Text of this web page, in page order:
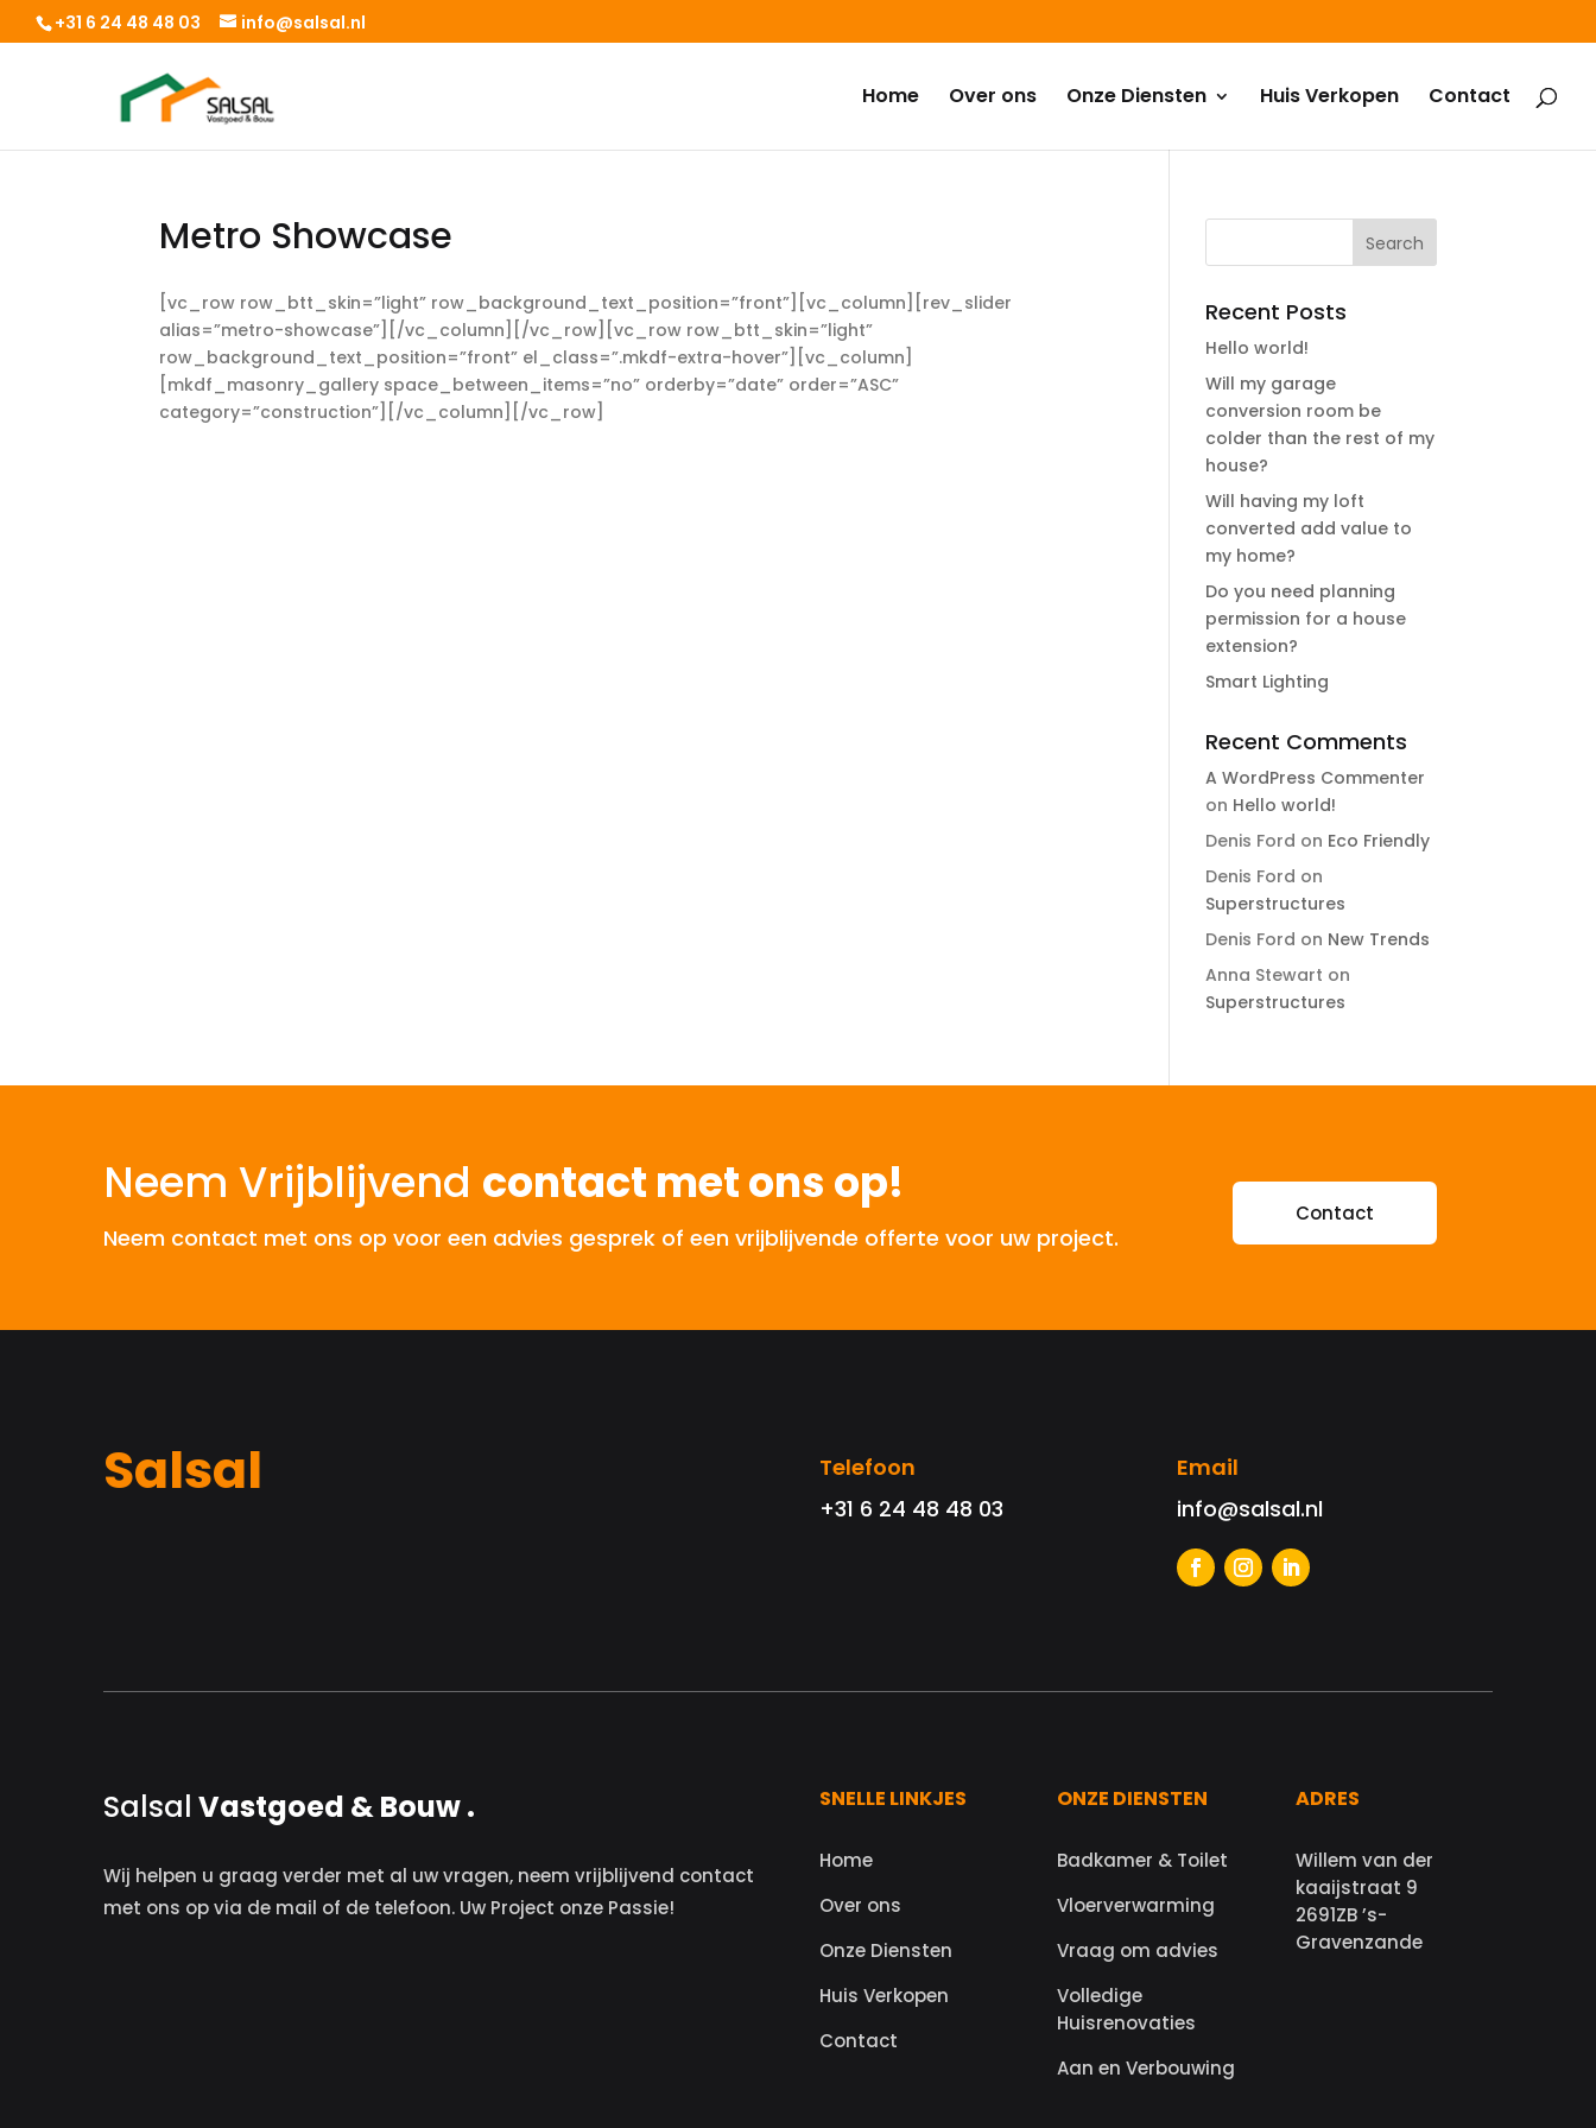
+31 6 24 48 48 03 info@salsal.nl
Home Over ons Onze Diensten Huis Verkopen Contact
Metro Showcase
[vc_row row_btt_skin=”light” row_background_text_position=”front”][vc_column][rev_slider
alias=”metro-showcase”][/vc_column][/vc_row][vc_row row_btt_skin=”light”
row_background_text_position=”front” el_class=”.mkdf-extra-hover”][vc_column]
[mkdf_masonry_gallery space_between_items=”no” orderby=”date” order=”ASC”
category=”construction”][/vc_column][/vc_row]
Recent Posts
Hello world!
Will my garage
conversion room be
colder than the rest of my
house?
Will having my loft
converted add value to
my home?
Do you need planning
permission for a house
extension?
Smart Lighting
Recent Comments
A WordPress Commenter
on Hello world!
Denis Ford on Eco Friendly
Denis Ford on
Superstructures
Denis Ford on New Trends
Anna Stewart on
Superstructures
Neem Vrijblijvend contact met ons op!
Neem contact met ons op voor een advies gesprek of een vrijblijvende offerte voor uw project.
Contact
Salsal
Telefoon
+31 6 24 48 48 03
Email
info@salsal.nl
Salsal Vastgoed & Bouw .
Wij helpen u graag verder met al uw vragen, neem vrijblijvend contact
met ons op via de mail of de telefoon. Uw Project onze Passie!
SNELLE LINKJES
Home
Over ons
Onze Diensten
Huis Verkopen
Contact
ONZE DIENSTEN
Badkamer & Toilet
Vloerverwarming
Vraag om advies
Volledige
Huisrenovaties
Aan en Verbouwing
ADRES
Willem van der
kaaijstraat 9
2691ZB ’s-
Gravenzande